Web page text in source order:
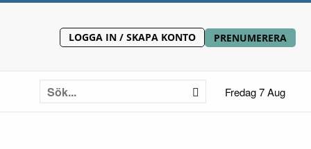
LOGGA IN / SKAPA KONTO PRENUMERERA
Fredag 7 Aug